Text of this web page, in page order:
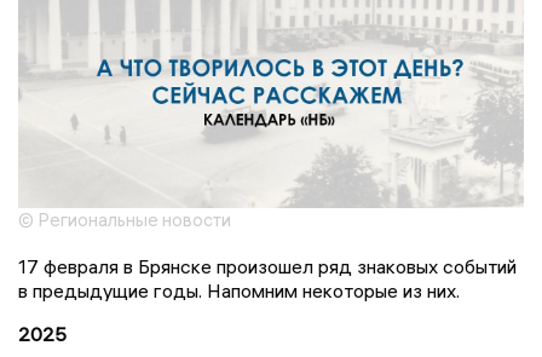
© Региональные новости
17 февраля в Брянске произошел ряд знаковых событий
в предыдущие годы. Напомним некоторые из них.
2025